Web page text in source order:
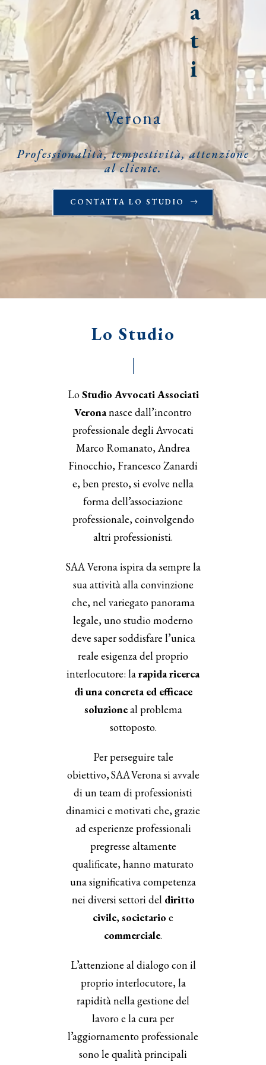
a
t
i
Verona
Professionalità, tempestività, attenzione
al cliente.
CONTATTA LO STUDIO
Lo Studio
LoStudio Avvocati Associati
Veronanasce dall’incontro
professionale degli Avvocati
Marco Romanato, Andrea
Finocchio, Francesco Zanardi
e, ben presto, si evolve nella
forma dell’associazione
professionale, coinvolgendo
altri professionisti.
SAA Verona ispira da sempre la
sua attività alla convinzione
che, nel variegato panorama
legale, uno studio moderno
deve saper soddisfare l’unica
reale esigenza del proprio
interlocutore: larapida ricerca
di una concreta ed efficace
soluzioneal problema
sottoposto.
Per perseguire tale
obiettivo, SAA Verona si avvale
di un team di professionisti
dinamici e motivati che, grazie
ad esperienze professionali
pregresse altamente
qualificate, hanno maturato
una significativa competenza
nei diversi settori del diritto
civile,societario e
commerciale.
L’attenzione al dialogo con il
proprio interlocutore, la
rapidità nella gestione del
lavoro e la cura per
l’aggiornamento professionale
sono le qualità principali